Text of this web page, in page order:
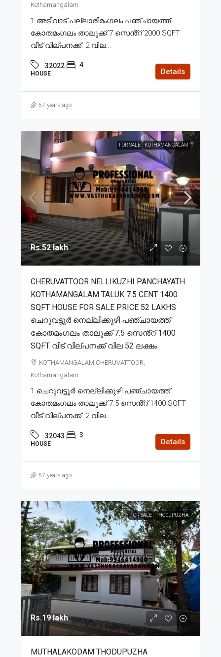
Kothamangalam
1.അടിവാട് പല്ലാരിമംഗലം പഞ്ചായത്ത്
കോതമംഗലം താലൂക്ക് 7 സെൻ്റ് 2000 SQFT
വീട് വില്പനക്ക്. 2.വില...
32022 4
HOUSE Details
57 years ago
FOR SALE KOTHAMANGALAM
Rs.52 lakh
CHERUVATTOOR NELLIKUZHI PANCHAYATH
KOTHAMANGALAM TALUK 7.5 CENT 1400
SQFT HOUSE FOR SALE PRICE 52 LAKHS
ചെറുവട്ടൂർ നെല്ലിക്കുഴി പഞ്ചായത്ത്
കോതമംഗലം താലൂക്ക് 7.5 സെൻ്റ് 1400
SQFT വീട് വില്പനക്ക് വില 52 ലക്ഷം
KOTHAMANGALAM,CHERUVATTOOR,
Kothamangalam
1.ചെറുവട്ടൂർ നെല്ലിക്കുഴി പഞ്ചായത്ത്
കോതമംഗലം താലൂക്ക് 7.5 സെൻ്റ് 1400 SQFT
വീട് വില്പനക്ക്. 2.വില...
32043 3
HOUSE Details
57 years ago
FOR SALE THODUPUZHA
Rs.19 lakh
MUTHALAKODAM THODUPUZHA